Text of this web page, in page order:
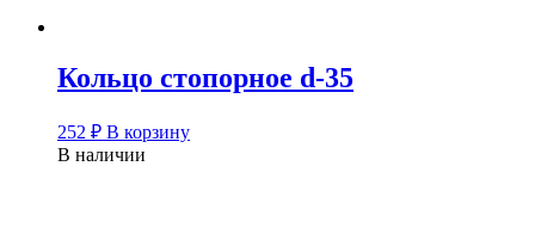
Кольцо стопорное d-35
252 ₽ В корзину
В наличии